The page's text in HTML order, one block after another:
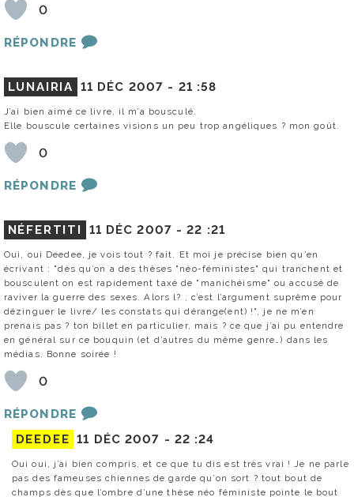
0
RÉPONDRE
LUNAIRIA 11 DÉC 2007 - 21 :58
J’ai bien aimé ce livre, il m’a bousculé.
Elle bouscule certaines visions un peu trop angéliques ? mon goût.
0
RÉPONDRE
NÉFERTITI 11 DÉC 2007 -22 :21
Oui, oui Deedee, je vois tout ? fait. Et moi je précise bien qu’en
écrivant : "dès qu’on a des thèses "néo-féministes" qui tranchent et
bousculent on est rapidement taxé de "manichéisme" ou accusé de
raviver la guerre des sexes. Alors l? , c’est l’argument suprême pour
dézinguer le livre/ les constats qui dérange(ent) !", je ne m’en
prenais pas ? ton billet en particulier, mais ? ce que j’ai pu entendre
en général sur ce bouquin (et d’autres du même genre…) dans les
médias. Bonne soirée !
0
RÉPONDRE
DEEDEE 11 DÉC 2007 - 22 :24
Oui oui, j’ai bien compris, et ce que tu dis est très vrai ! Je ne parle
pas des fameuses chiennes de garde qu’on sort ? tout bout de
champs dès que l’ombre d’une thèse néo féministe pointe le bout